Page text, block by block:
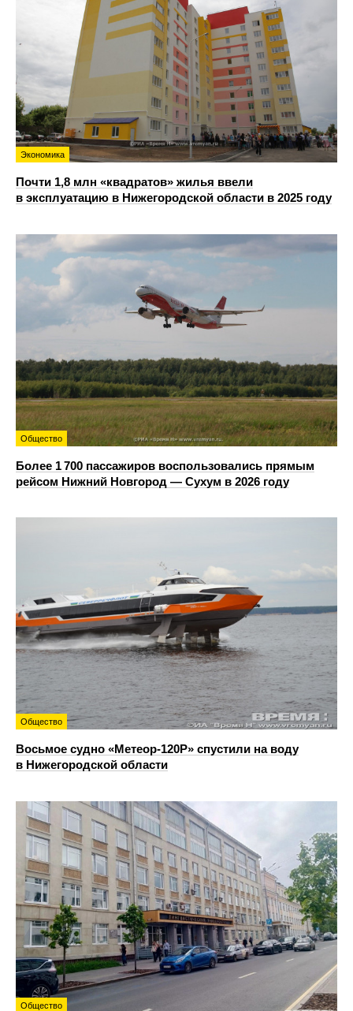
Экономика
Почти 1,8 млн «квадратов» жилья ввели
в эксплуатацию в Нижегородской области в 2025 году
Общество
Более 1 700 пассажиров воспользовались прямым
рейсом Нижний Новгород — Сухум в 2026 году
Общество
Восьмое судно «Метеор-120Р» спустили на воду
в Нижегородской области
Общество